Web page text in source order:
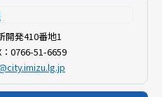
発410番地1
0766-51-6659